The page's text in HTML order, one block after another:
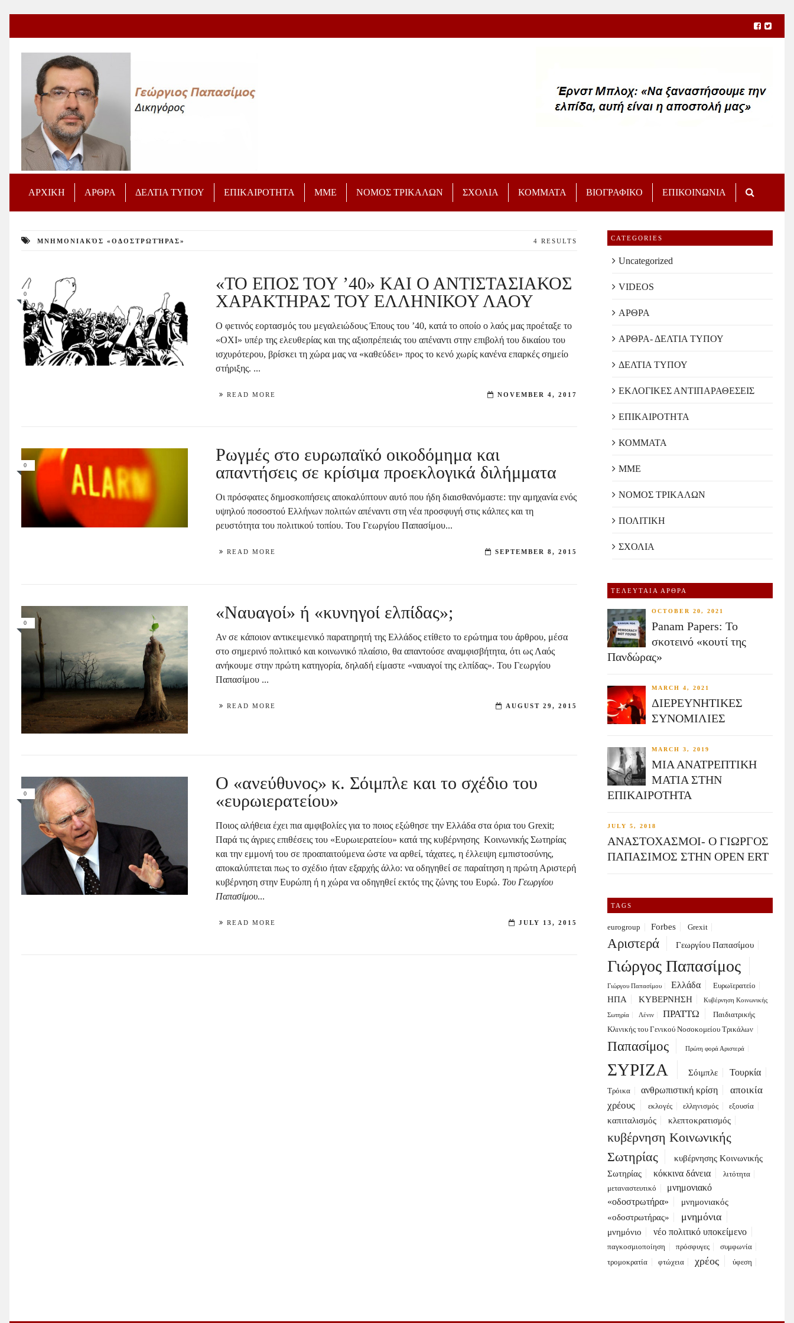
ΑΡΧΙΚΗ ΑΡΘΡΑ ΔΕΛΤΙΑ ΤΥΠΟΥ ΕΠΙΚΑΙΡΟΤΗΤΑ ΜΜΕ ΝΟΜΟΣ ΤΡΙΚΑΛΩΝ ΣΧΟΛΙΑ ΚΟΜΜΑΤΑ ΒΙΟΓΡΑΦΙΚΟ ΕΠΙΚΟΙΝΩΝΙΑ
ΜΝΗΜΟΝΙΑΚΌΣ «ΟΔΟΣΤΡΩΤΉΡΑΣ» 4 RESULTS
0
«ΤΟ ΕΠΟΣ ΤΟΥ ’40» ΚΑΙ Ο ΑΝΤΙΣΤΑΣΙΑΚΟΣ
ΧΑΡΑΚΤΗΡΑΣ ΤΟΥ ΕΛΛΗΝΙΚΟΥ ΛΑΟΥ
Ο φετινός εορτασμός του μεγαλειώδους Έπους του ’40, κατά το οποίο ο λαός μας προέταξε το
«ΟΧΙ» υπέρ της ελευθερίας και της αξιοπρέπειάς του απέναντι στην επιβολή του δικαίου του
ισχυρότερου, βρίσκει τη χώρα μας να «καθεύδει» προς το κενό χωρίς κανένα επαρκές σημείο
στήριξης. ...
READ MORE NOVEMBER 4, 2017
0
Ρωγμές στο ευρωπαϊκό οικοδόμημα και
απαντήσεις σε κρίσιμα προεκλογικά διλήμματα
Οι πρόσφατες δημοσκοπήσεις αποκαλύπτουν αυτό που ήδη διαισθανόμαστε: την αμηχανία ενός
υψηλού ποσοστού Ελλήνων πολιτών απέναντι στη νέα προσφυγή στις κάλπες και τη
ρευστότητα του πολιτικού τοπίου. Του Γεωργίου Παπασίμου...
READ MORE SEPTEMBER 8, 2015
0
«Ναυαγοί» ή «κυνηγοί ελπίδας»;
Αν σε κάποιον αντικειμενικό παρατηρητή της Ελλάδος ετίθετο το ερώτημα του άρθρου, μέσα
στο σημερινό πολιτικό και κοινωνικό πλαίσιο, θα απαντούσε αναμφισβήτητα, ότι ως Λαός
ανήκουμε στην πρώτη κατηγορία, δηλαδή είμαστε «ναυαγοί της ελπίδας». Του Γεωργίου
Παπασίμου ...
READ MORE AUGUST 29, 2015
0
Ο «ανεύθυνος» κ. Σόιμπλε και το σχέδιο του
«ευρωιερατείου»
Ποιος αλήθεια έχει πια αμφιβολίες για το ποιος εξώθησε την Ελλάδα στα όρια του Grexit;
Παρά τις άγριες επιθέσεις του «Ευρωιερατείου» κατά της κυβέρνησης Κοινωνικής Σωτηρίας
και την εμμονή του σε προαπαιτούμενα ώστε να αρθεί, τάχατες, η έλλειψη εμπιστοσύνης,
αποκαλύπτεται πως το σχέδιο ήταν εξαρχής άλλο: να οδηγηθεί σε παραίτηση η πρώτη Αριστερή
κυβέρνηση στην Ευρώπη ή η χώρα να οδηγηθεί εκτός της ζώνης του Ευρώ. Του Γεωργίου
Παπασίμου...
READ MORE JULY 13, 2015
CATEGORIES
Uncategorized
VIDEOS
ΑΡΘΡΑ
ΑΡΘΡΑ- ΔΕΛΤΙΑ ΤΥΠΟΥ
ΔΕΛΤΙΑ ΤΥΠΟΥ
ΕΚΛΟΓΙΚΕΣ ΑΝΤΙΠΑΡΑΘΕΣΕΙΣ
ΕΠΙΚΑΙΡΟΤΗΤΑ
ΚΟΜΜΑΤΑ
ΜΜΕ
ΝΟΜΟΣ ΤΡΙΚΑΛΩΝ
ΠΟΛΙΤΙΚΗ
ΣΧΟΛΙΑ
ΤΕΛΕΥΤΑΙΑ ΑΡΘΡΑ
OCTOBER 20, 2021
Panam Papers: Το
σκοτεινό «κουτί της
Πανδώρας»
MARCH 4, 2021
ΔΙΕΡΕΥΝΗΤΙΚΕΣ
ΣΥΝΟΜΙΛΙΕΣ
MARCH 3, 2019
ΜΙΑ ΑΝΑΤΡΕΠΤΙΚΗ
ΜΑΤΙΑ ΣΤΗΝ
ΕΠΙΚΑΙΡΟΤΗΤΑ
JULY 5, 2018
ΑΝΑΣΤΟΧΑΣΜΟΙ- Ο ΓΙΩΡΓΟΣ
ΠΑΠΑΣΙΜΟΣ ΣΤΗΝ OPEN ERT
TAGS
eurogroup Forbes Grexit
Αριστερά Γεωργίου Παπασίμου
Γιώργος Παπασίμος
Γιώργου Παπασίμου Ελλάδα Ευρωϊερατείο
ΗΠΑ ΚΥΒΕΡΝΗΣΗ Κυβέρνηση Κοινωνικής
Σωτηρία Λένιν ΠΡΑΤΤΩ
Παιδιατρικής
Κλινικής του Γενικού Νοσοκομείου Τρικάλων
Παπασίμος Πρώτη φορά Αριστερά
ΣΥΡΙΖΑ Σόιμπλε Τουρκία
Τρόικα ανθρωπιστική κρίση
αποικία
χρέους
εκλογές ελληνισμός εξουσία
καπιταλισμός κλεπτοκρατισμός
κυβέρνηση Κοινωνικής
Σωτηρίας
κυβέρνησης Κοινωνικής
Σωτηρίας
κόκκινα δάνεια
λιτότητα
μεταναστευτικό
μνημονιακό
«οδοστρωτήρα»
μνημονιακός
«οδοστρωτήρας»
μνημόνια
μνημόνιο νέο πολιτικό υποκείμενο
παγκοσμιοποίηση πρόσφυγες
συμφωνία
τρομοκρατία
φτώχεια χρέος ύφεση